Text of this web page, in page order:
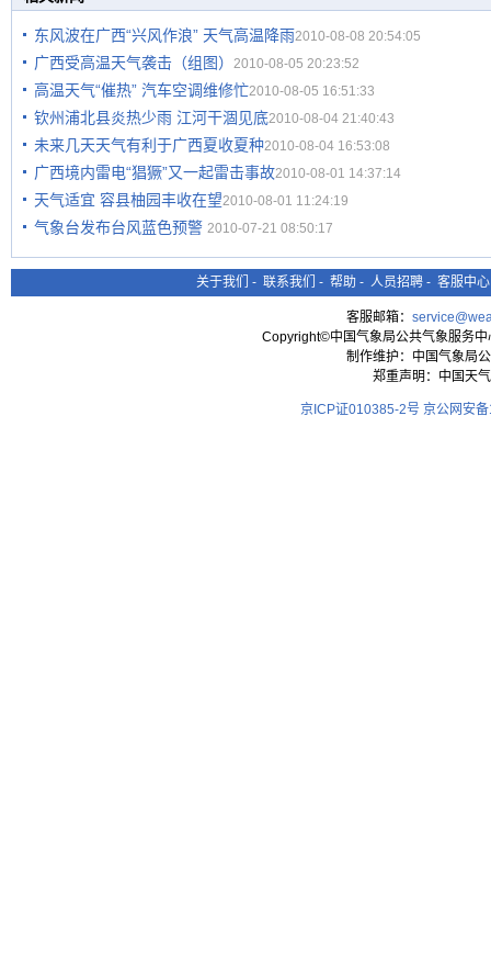
东风波在广西“兴风作浪” 天气高温降雨2010-08-08 20:54:05
广西受高温天气袭击（组图） 2010-08-05 20:23:52
高温天气“催热” 汽车空调维修忙2010-08-05 16:51:33
钦州浦北县炎热少雨 江河干涸见底2010-08-04 21:40:43
未来几天天气有利于广西夏收夏种2010-08-04 16:53:08
广西境内雷电“猖獗”又一起雷击事故2010-08-01 14:37:14
天气适宜 容县柚园丰收在望2010-08-01 11:24:19
气象台发布台风蓝色预警 2010-07-21 08:50:17
关于我们 - 联系我们 - 帮助 - 人员招聘 - 客服中心
客服邮箱：
Copyright©中国气象局公共气象服务
制作维护：中国气象局
郑重声明：中国天
京ICP证010385-2号 京公网安